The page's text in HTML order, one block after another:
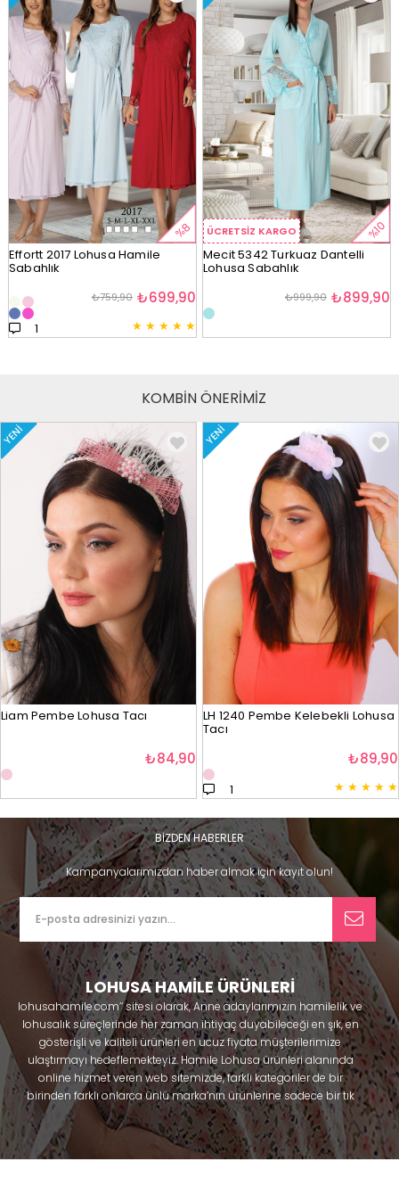
%8
Effortt 2017 Lohusa Hamile
Sabahlık
★ ★ ★ ★ ★
1
₺699,90
₺759,90
ÜCRETSIZ KARGO %10
Mecit 5342 Turkuaz Dantelli
Lohusa Sabahlık
₺899,90
₺999,90
KOMBİN ÖNERİMİZ
YENI
Liam Pembe Lohusa Tacı
₺84,90
YENI
LH 1240 Pembe Kelebekli Lohusa
Tacı
★ ★ ★ ★ ★
1
₺89,90
BİZDEN HABERLER
Kampanyalarımızdan haber almak için kayıt olun!
LOHUSA HAMİLE ÜRÜNLERİ
lohusahamile.com’’ sitesi olarak, Anne adaylarımızın hamilelik ve
lohusalık süreçlerinde her zaman ihtiyaç duyabileceği en şık, en
gösterişli ve kaliteli ürünleri en ucuz fiyata müşterilerimize
ulaştırmayı hedeflemekteyiz. Hamile Lohusa ürünleri alanında
online hizmet veren web sitemizde, farklı kategoriler de bir
birinden farklı onlarca ünlü marka’nın ürünlerine sadece bir tık
uzaklıkta olacaksınız. Hem hamilelik öncesi hem doğum sonrası
kullanabileceğiniz ürünler ile gebelik döneminizi huzur içinde
geçirmenize yardımcı olmaya çalışmaktayız. Annelerimizin